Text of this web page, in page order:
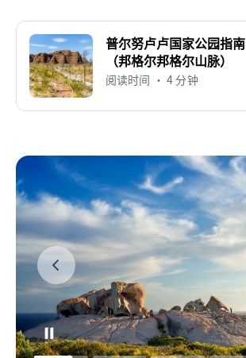
普尔努卢卢国家公园指南
（邦格尔邦格尔山脉）
阅读时间 • 4 分钟